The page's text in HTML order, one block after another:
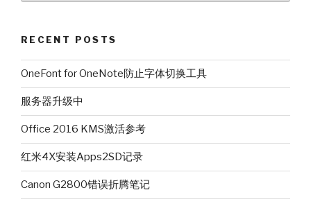
RECENT POSTS
OneFont for OneNote防止字体切换工具
服务器升级中
Office 2016 KMS激活参考
红米4X安装Apps2SD记录
Canon G2800错误折腾笔记